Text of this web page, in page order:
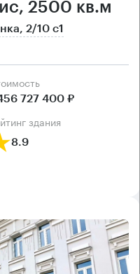
2500 кв.м
2/10 с1
727 400 ₽
здания
8.9